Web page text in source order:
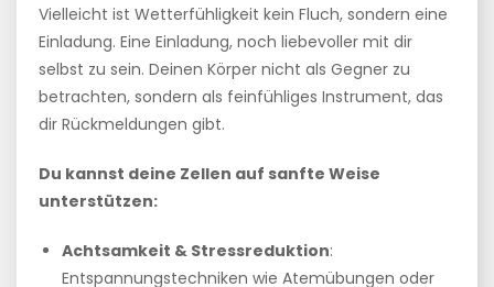
Vielleicht ist Wetterfühligkeit kein Fluch, sondern eine
Einladung. Eine Einladung, noch liebevoller mit dir
selbst zu sein. Deinen Körper nicht als Gegner zu
betrachten, sondern als feinfühliges Instrument, das
dir Rückmeldungen gibt.
Du kannst deine Zellen auf sanfte Weise
unterstützen:
Achtsamkeit & Stressreduktion:
Entspannungstechniken wie Atemübungen oder